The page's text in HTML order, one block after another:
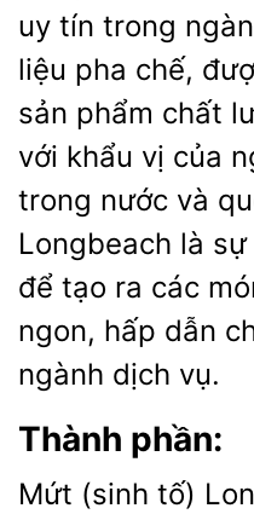
uy tín trong
liệu pha chế,
sản phẩm chất
với khẩu vị của
trong nước và
Longbeach là
để tạo ra các
ngon, hấp dẫn
ngành dịch vụ.
Thành phần:
Mứt (sinh tố)